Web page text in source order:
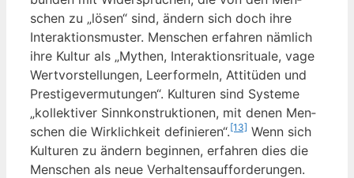
schen zu „lösen“ sind, ändern sich doch ihre
Inter­ak­ti­ons­mus­ter. Men­schen erfah­ren näm­lich
ihre Kul­tur als „Mythen, Inter­ak­ti­ons­ri­tua­le, vage
Wert­vor­stel­lun­gen, Leer­for­meln, Atti­tü­den und
Pres­ti­ge­ver­mu­tun­gen“. Kul­tu­ren sind Sys­te­me
„kol­lek­ti­ver Sinn­kon­struk­tio­nen, mit denen Men­
schen die Wirk­lich­keit defi­nie­ren“.[13] Wenn sich
Kul­tu­ren zu ändern begin­nen, erfah­ren dies die
Men­schen als neue Ver­hal­tens­auf­for­de­run­gen.